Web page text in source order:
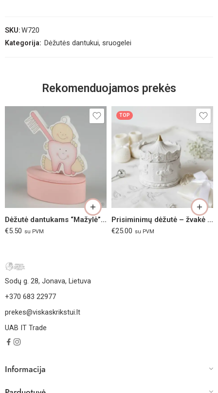
SKU:W720
Kategorija: Dėžutės dantukui, sruogelei
Rekomenduojamos prekės
Dėžutė dantukams “Mažylė”, rožinė
€5.50 su PVM
TOP
Prisiminimų dėžutė – žvakė Vaikystės karuselė
€25.00 su PVM
Melsva
Sodų g. 28, Jonava, Lietuva
+370 683 22977
prekes@viskaskrikstui.lt
UAB IT Trade
Informacija